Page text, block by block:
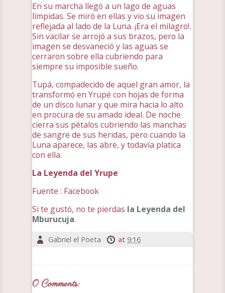
En su marcha llegó a un lago de aguas
límpidas. Se miró en ellas y vio su imagen
reflejada al lado de la Luna. ¡Era el milagro!.
Sin vacilar se arrojó a sus brazos, pero la
imagen se desvaneció y las aguas se
cerraron sobre ella cubriendo para
siempre su imposible sueño.
Tupá, compadecido de aquel gran amor, la
transformó en Yrupé con hojas de forma
de un disco lunar y que mira hacia lo alto
en procura de su amado ideal. De noche
cierra sus pétalos cubriendo las manchas
de sangre de sus heridas, pero cuando la
Luna aparece, las abre, y todavía platica
con ella.
La Leyenda del Yrupe
Fuente : Facebook
Si te gustó, no te pierdas la Leyenda del
Mburucuja.
Gabriel el Poeta at 9:16
0 Comments: